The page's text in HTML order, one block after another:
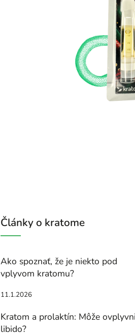
Články o kratome
Ako spoznať, že je niekto pod
vplyvom kratomu?
11.1.2026
Kratom a prolaktín: Môže
libido?